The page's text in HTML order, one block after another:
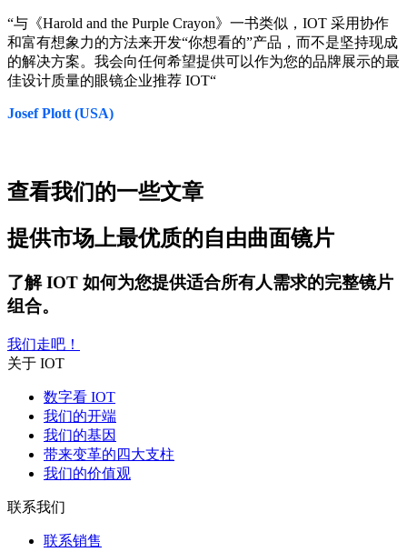
“与《Harold and the Purple Crayon》一书类似，IOT 采用协作
和富有想象力的方法来开发“你想看的”产品，而不是坚持现成
的解决方案。我会向任何希望提供可以作为您的品牌展示的最
佳设计质量的眼镜企业推荐 IOT“
Josef Plott (USA)
查看我们的一些文章
提供市场上最优质的自由曲面镜片
了解 IOT 如何为您提供适合所有人需求的完整镜片
组合。
我们走吧！
关于 IOT
数字看 IOT
我们的开端
我们的基因
带来变革的四大支柱
我们的价值观
联系我们
联系销售